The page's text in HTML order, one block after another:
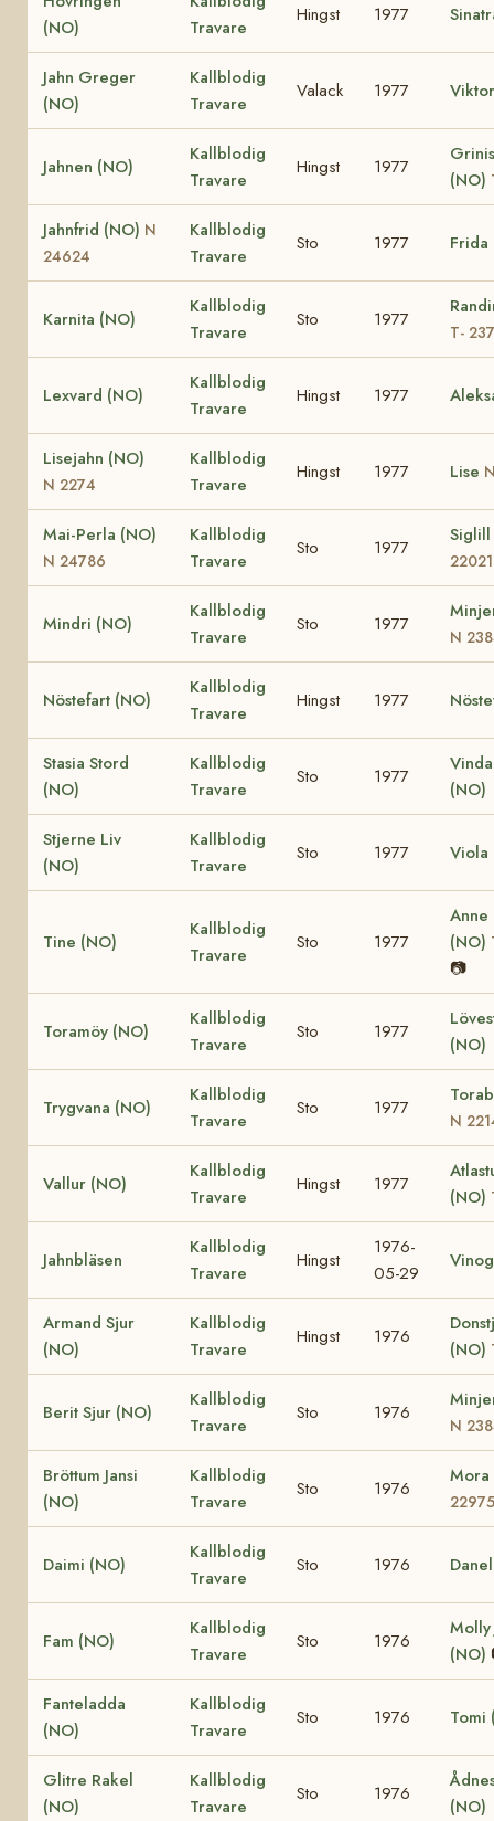
(NO)
Travare
Hingst 1977
Jahn Greger
(NO)
Kallblodig
Travare
Valack 1977
Jahnen (NO)
Kallblodig
Travare
Hingst 1977
(NO)
Jahnfrid (NO) N
24624
Kallblodig
Travare
Sto 1977 Frida
Karnita (NO)
Kallblodig
Travare
Sto 1977
T-
Lexvard (NO)
Kallblodig
Travare
Hingst 1977
Lisejahn (NO)
N 2274
Kallblodig
Travare
Hingst 1977 Lise
Mai-Perla (NO)
N 24786
Kallblodig
Travare
Sto 1977
22021
Mindri (NO)
Kallblodig
Travare
Sto 1977
N
Nöstefart (NO)
Kallblodig
Travare
Hingst 1977
Stasia Stord
(NO)
Kallblodig
Travare
Sto 1977
(NO)
Stjerne Liv
(NO)
Kallblodig
Travare
Sto 1977 Viola
Tine (NO)
Kallblodig
Travare
Sto 1977
Anne
(NO)
📷
Toramöy (NO)
Kallblodig
Travare
Sto 1977
(NO)
Trygvana (NO)
Kallblodig
Travare
Sto 1977
N
Vallur (NO)
Kallblodig
Travare
Hingst 1977
(NO)
Jahnbläsen
Kallblodig
Travare
Hingst
1976-
05-29
Armand Sjur
(NO)
Kallblodig
Travare
Hingst 1976
(NO)
Berit Sjur (NO)
Kallblodig
Travare
Sto 1976
N
Bröttum Jansi
(NO)
Kallblodig
Travare
Sto 1976
22975
Daimi (NO)
Kallblodig
Travare
Sto 1976
Fam (NO)
Kallblodig
Travare
Sto 1976
Molly
(NO)
Fanteladda
(NO)
Kallblodig
Travare
Sto 1976 Tomi
Glitre Rakel
(NO)
Kallblodig
Travare
Sto 1976
(NO)